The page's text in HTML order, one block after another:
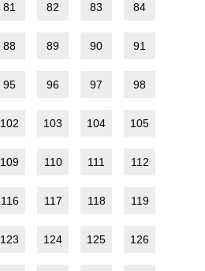
81 82 83 84
88 89 90 91
95 96 97 98
102 103 104 105
109 110 111 112
116 117 118 119
123 124 125 126